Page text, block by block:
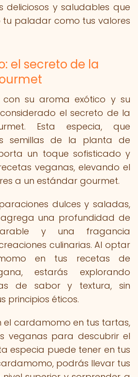
deliciosos y saludables que
paladar como tus valores
el secreto de la
con su aroma exótico y su
el secreto de la
Esta especia, que
semillas de la planta de
un toque sofisticado y
veganas, elevando el
a un estándar gourmet.
dulces y saladas,
una profundidad de
y una fragancia
culinarias. Al optar
en tus recetas de
estarás explorando
de sabor y textura, sin
principios éticos.
el cardamomo en tus tartas,
veganas para descubrir el
especia puede tener en tus
podrás llevar tus